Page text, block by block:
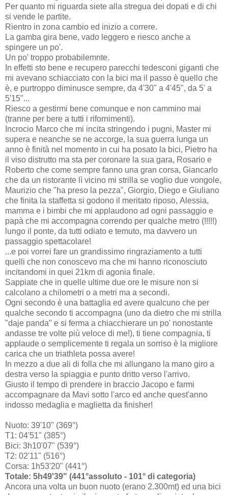
Per quanto mi riguarda siete alla stregua dei dopati e di chi
si vende le partite.
Rientro in zona cambio ed inizio a correre.
La gamba gira bene, vado leggero e riesco anche a
spingere un po'.
Un po' troppo probabilemnte.
In effetti sto bene e recupero parecchi tedesconi giganti che
mi avevano schiacciato con la bici ma il passo è quello che
è, e purtroppo diminusce sempre, da 4'30" a 4'45", da 5' a
5'15"...
Riesco a gestirmi bene comunque e non cammino mai
(tranne per bere a tutti i rifornimenti).
Incrocio Marco che mi incita stringendo i pugni, Master mi
supera e neanche se ne accorge, la sua guerra lunga un
anno è finità nel momento in cui ha posato la bici, Pietro ha
il viso distrutto ma sta per coronare la sua gara, Rosario e
Roberto che come sempre fanno una gran corsa, Giancarlo
che da un ristorante lì vicino mi strilla se voglio due vongole,
Maurizio che "ha preso la pezza", Giorgio, Diego e Giuliano
che finita la staffetta si godono il meritato riposo, Alessia,
mamma e i bimbi che mi applaudono ad ogni passaggio e
papà che mi accompagna correndo per qualche metro (!!!!!)
lungo il ponte, da tutti odiato e temuto, ma davvero un
passaggio spettacolare!
...e poi vorrei fare un grandissimo ringraziamento a tutti
quelli che non conoscevo ma che mi hanno riconosciuto
incitandomi in quei 21km di agonia finale.
Sappiate che in quelle ultime due ore le misure non si
calcolano a chilometri o a metri ma a secondi.
Ogni secondo è una battaglia ed avere qualcuno che per
qualche secondo ti accompagna (uno da dietro che mi strilla
"daje panda" e si ferma a chiacchierare un po' nonostante
andasse tre volte più veloce di me!), ti tiene compagnia, ti
applaude o semplicemente ti regala un sorriso è la migliore
carica che un triathleta possa avere!
In mezzo a due ali di folla che mi allungano la mano giro a
destra verso la spiaggia e punto dritto verso l'arrivo.
Giusto il tempo di prendere in braccio Jacopo e farmi
accompagnare da Mavi sotto l'arco ed anche quest'anno
indosso medaglia e maglietta da finisher!
Nuoto: 39'10" (369°)
T1: 04'51" (385°)
Bici: 3h10'07" (539°)
T2: 02'11" (516°)
Corsa: 1h53'20" (441°)
Totale: 5h49'39" (441°assoluto - 101° di categoria)
Ancora una volta un buon nuoto (erano 2.300mt) ed una bici